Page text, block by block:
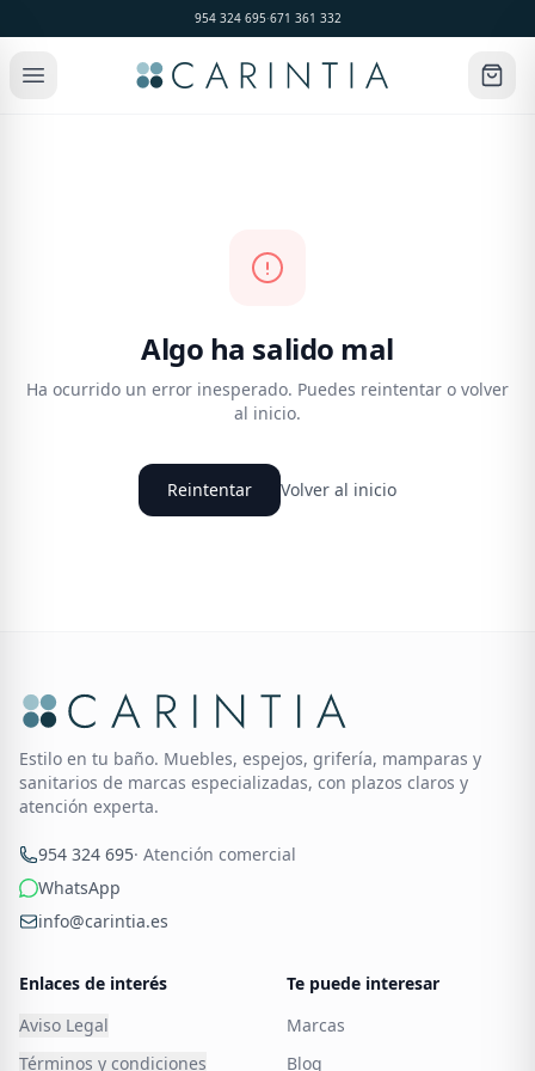
954 324 695·671 361 332
Algo ha salido mal
Ha ocurrido un error inesperado. Puedes reintentar o volver
al inicio.
Reintentar Volver al inicio
Estilo en tu baño. Muebles, espejos, grifería, mamparas y
sanitarios de marcas especializadas, con plazos claros y
atención experta.
954 324 695· Atención comercial
WhatsApp
info@carintia.es
Enlaces de interés
Aviso Legal
Términos y condiciones
Te puede interesar
Marcas
Blog